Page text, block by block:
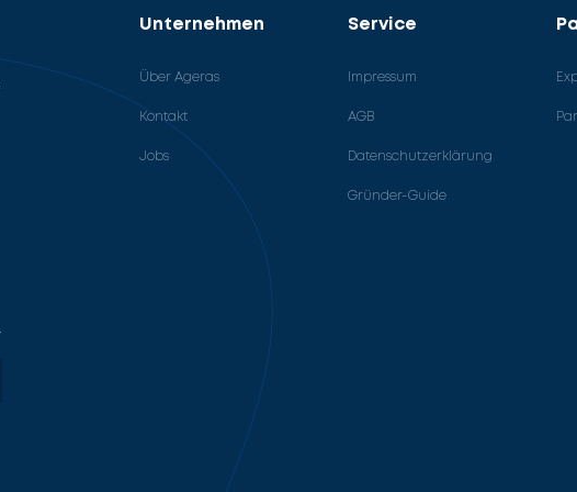
Unternehmen
Über Ageras
Kontakt
Jobs
Service
Impressum
AGB
Datenschutzerklärung
Gründer-Guide